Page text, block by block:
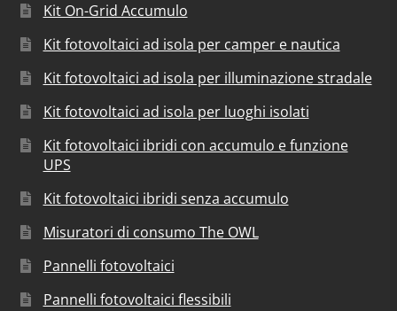
Kit On-Grid Accumulo
Kit fotovoltaici ad isola per camper e nautica
Kit fotovoltaici ad isola per illuminazione stradale
Kit fotovoltaici ad isola per luoghi isolati
Kit fotovoltaici ibridi con accumulo e funzione
UPS
Kit fotovoltaici ibridi senza accumulo
Misuratori di consumo The OWL
Pannelli fotovoltaici
Pannelli fotovoltaici flessibili